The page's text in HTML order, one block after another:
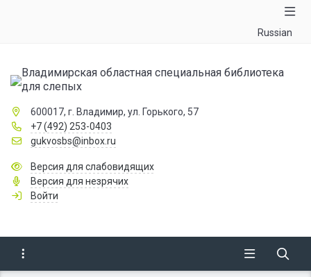
Russian
Владимирская областная специальная библиотека
для слепых
600017, г. Владимир, ул. Горького, 57
+7 (492) 253-0403
gukvosbs@inbox.ru
Версия для слабовидящих
Версия для незрячих
Войти